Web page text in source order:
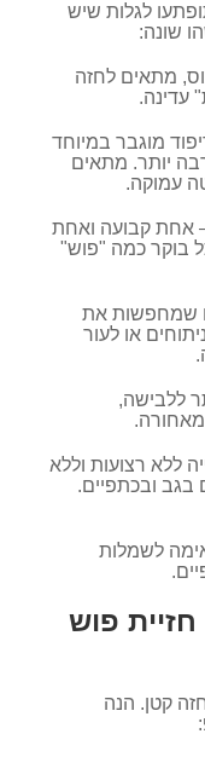
לגלות שיש
שונה:
מתאים לחזה
עדינה.
מוגבר במיוחד
יותר. מתאים
עמוקה.
אחת קבועה ואחת
בוקר כמה "פוש"
שמחפשות את
או לעור
ללבישה,
ללא רצועות וללא
בגב ובכתפיים.
לשמלות
פוש
קטן. הנה